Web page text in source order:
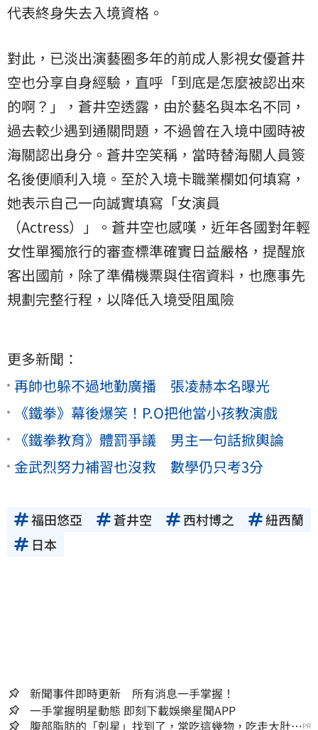
代表終身失去入境資格。
對此，已淡出演藝圈多年的前成人影視女優蒼井
空也分享自身經驗，直呼「到底是怎麼被認出來
的啊？」，蒼井空透露，由於藝名與本名不同，
過去較少遇到通關問題，不過曾在入境中國時被
海關認出身分。蒼井空笑稱，當時替海關人員簽
名後便順利入境。至於入境卡職業欄如何填寫，
她表示自己一向誠實填寫「女演員
（Actress）」。蒼井空也感嘆，近年各國對年輕
女性單獨旅行的審查標準確實日益嚴格，提醒旅
客出國前，除了準備機票與住宿資料，也應事先
規劃完整行程，以降低入境受阻風險
更多新聞：
再帥也躲不過地勤廣播 張凌赫本名曝光
《鐵拳》幕後爆笑！P.O把他當小孩教演戲
《鐵拳教育》體罰爭議 男主一句話掀輿論
金武烈努力補習也沒救 數學仍只考3分
福田悠亞 蒼井空 西村博之
紐西蘭
日本
新聞事件即時更新 所有消息一手掌握！
一手掌握明星動態 即刻下載娛樂星聞APP
腹部脂肪的「剋星」找到了，常吃這幾物，吃走大肚
PR